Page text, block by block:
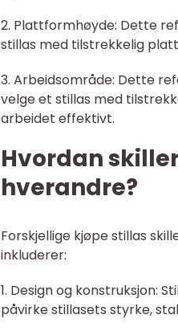
2. Plattformhøyde: Dette
stillas med tilstrekkelig
3. Arbeidsområde: Dette
velge et stillas med
arbeidet effektivt.
Hvordan
hverandre?
Forskjellige kjøpe stillas
inkluderer:
1. Design og konstruksjon:
påvirke stillasets styrke,